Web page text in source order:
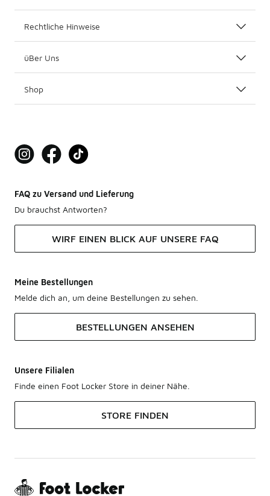
Rechtliche Hinweise
üBer Uns
Shop
FAQ zu Versand und Lieferung
Du brauchst Antworten?
WIRF EINEN BLICK AUF UNSERE FAQ
Meine Bestellungen
Melde dich an, um deine Bestellungen zu sehen.
BESTELLUNGEN ANSEHEN
Unsere Filialen
Finde einen Foot Locker Store in deiner Nähe.
STORE FINDEN